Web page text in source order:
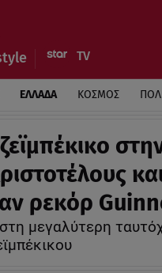
ΕΛΛΑΔΑ ΚΟΣΜΟΣ
ρεκόρ
μεγαλύτερη